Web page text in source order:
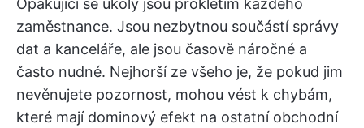
Opakující se úkoly jsou prokletím každého
zaměstnance. Jsou nezbytnou součástí správy
dat a kanceláře, ale jsou časově náročné a
často nudné. Nejhorší ze všeho je, že pokud jim
nevěnujete pozornost, mohou vést k chybám,
které mají dominový efekt na ostatní obchodní